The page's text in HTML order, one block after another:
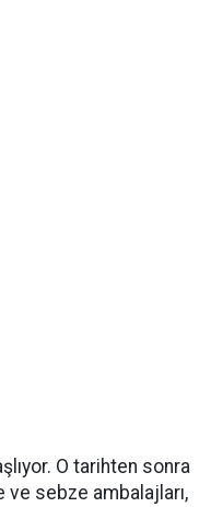
O tarihten sonra
ve sebze ambalajları,